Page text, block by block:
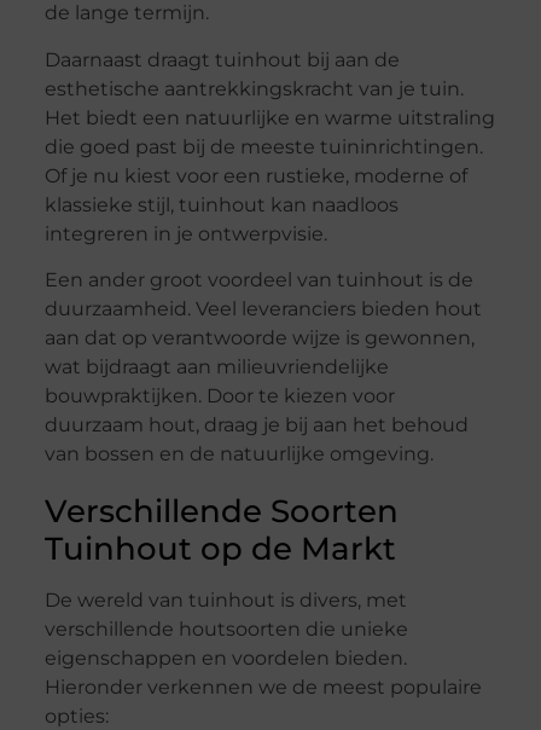
de lange termijn.
Daarnaast draagt tuinhout bij aan de
esthetische aantrekkingskracht van je tuin.
Het biedt een natuurlijke en warme uitstraling
die goed past bij de meeste tuininrichtingen.
Of je nu kiest voor een rustieke, moderne of
klassieke stijl, tuinhout kan naadloos
integreren in je ontwerpvisie.
Een ander groot voordeel van tuinhout is de
duurzaamheid. Veel leveranciers bieden hout
aan dat op verantwoorde wijze is gewonnen,
wat bijdraagt aan milieuvriendelijke
bouwpraktijken. Door te kiezen voor
duurzaam hout, draag je bij aan het behoud
van bossen en de natuurlijke omgeving.
Verschillende Soorten
Tuinhout op de Markt
De wereld van tuinhout is divers, met
verschillende houtsoorten die unieke
eigenschappen en voordelen bieden.
Hieronder verkennen we de meest populaire
opties: